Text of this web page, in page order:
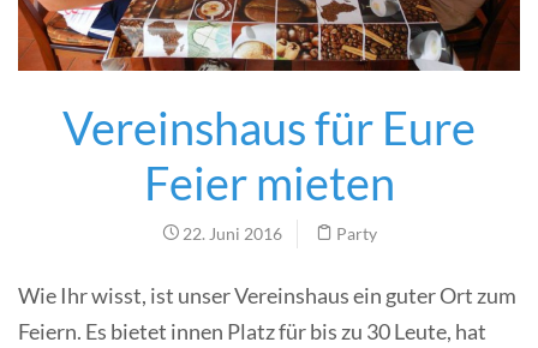
Vereinshaus für Eure
Feier mieten
22. Juni 2016 Party
Wie Ihr wisst, ist unser Vereinshaus ein guter Ort zum
Feiern. Es bietet innen Platz für bis zu 30 Leute, hat